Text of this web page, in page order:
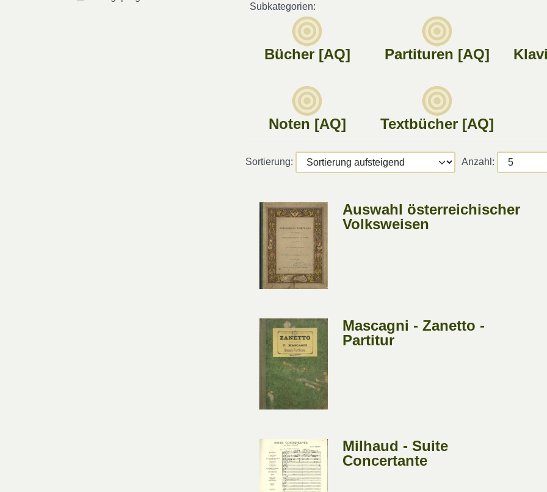
Subkategorien:
Bücher [AQ] Partituren [AQ]
Noten [AQ] Textbücher [AQ]
Sortierung: Anzahl:
Auswahl österreichischer
Volksweisen
Mascagni - Zanetto -
Partitur
Milhaud - Suite
Concertante